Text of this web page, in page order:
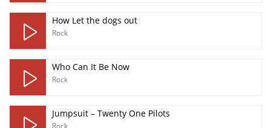
How Let the dogs out
Rock
Who Can It Be Now
Rock
Jumpsuit – Twenty One Pilots
Rock